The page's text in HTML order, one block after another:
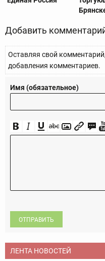
Добавить
Оставляя свой
добавления комментариев.
Имя (обязательное)
ОТПРАВИТЬ
ЛЕНТА НОВОСТЕЙ